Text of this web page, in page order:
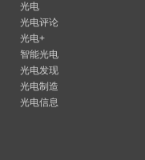
光电
光电评论
光电+
智能光电
光电发现
光电制造
光电信息